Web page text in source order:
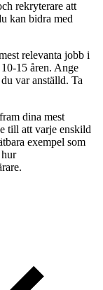
rekryterare att
kan bidra med
relevanta jobb i
15 åren. Ange
var anställd. Ta
dina mest
till att varje enskild
exempel som